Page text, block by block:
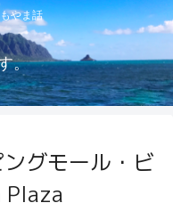
やま話
。
グモール・ビ
Plaza